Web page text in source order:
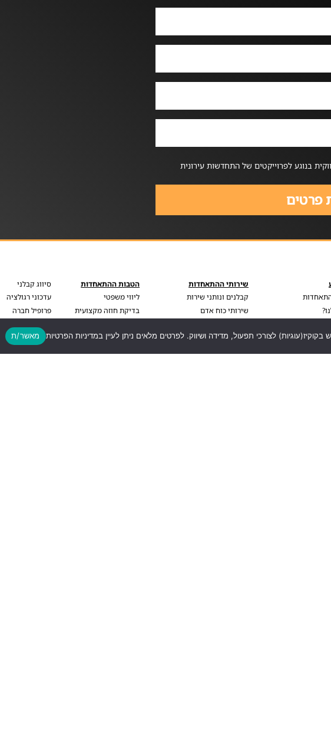
בנוגע לפרוייקטים של התחדשות עירונית
פרטים
שירותי ההתאחדות
קבלנים ונותני שירות
שירותי כוח אדם
עדכונים וחדשות
הטבות ההתאחדות
ליווי משפטי
בדיקת חוזה מקצועית
ליווי עסקי מקצועי
סיווג קבלני
עדכוני רגולציה
פרופיל חברה
לצורכי תפעול, מדידה ושיווק. לפרטים מלאים ניתן לעיין במדיניות הפרטיות מאשר/ת